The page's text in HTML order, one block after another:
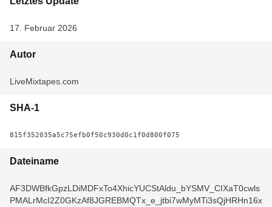
17. Februar 2026
Autor
LiveMixtapes.com
SHA-1
815f352035a5c75efb0f50c930d0c1f0d800f075
Dateiname
AF3DWBfkGpzLDiMDFxTo4XhicYUCStAldu_bYSMV_CIXaT0cwls
PMALrMcI2Z0GKzAf8JGREBMQTx_e_jtbi7wMyMTi3sQjHRHn16x